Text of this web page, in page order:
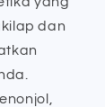
dan